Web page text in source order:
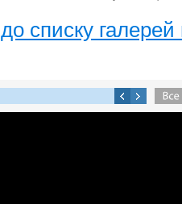
списку галерей